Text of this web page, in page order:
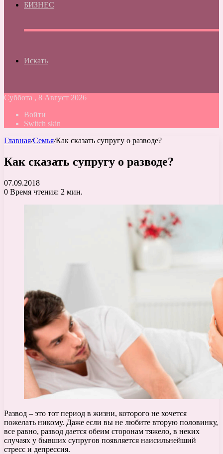
БИЗНЕС
Искать
Суббота , 8 Август 2026
Войти
Switch skin
Главная/Семья/Как сказать супругу о разводе?
Как сказать супругу о разводе?
07.09.2018
0 Время чтения: 2 мин.
Развод – это тот период в жизни, которого не хочется
пожелать никому. Даже если вы не любите вторую половинку,
все равно, развод дается обеим сторонам тяжело, в неких
случаях у бывших супругов появляется наисильнейший
стресс и депрессия.